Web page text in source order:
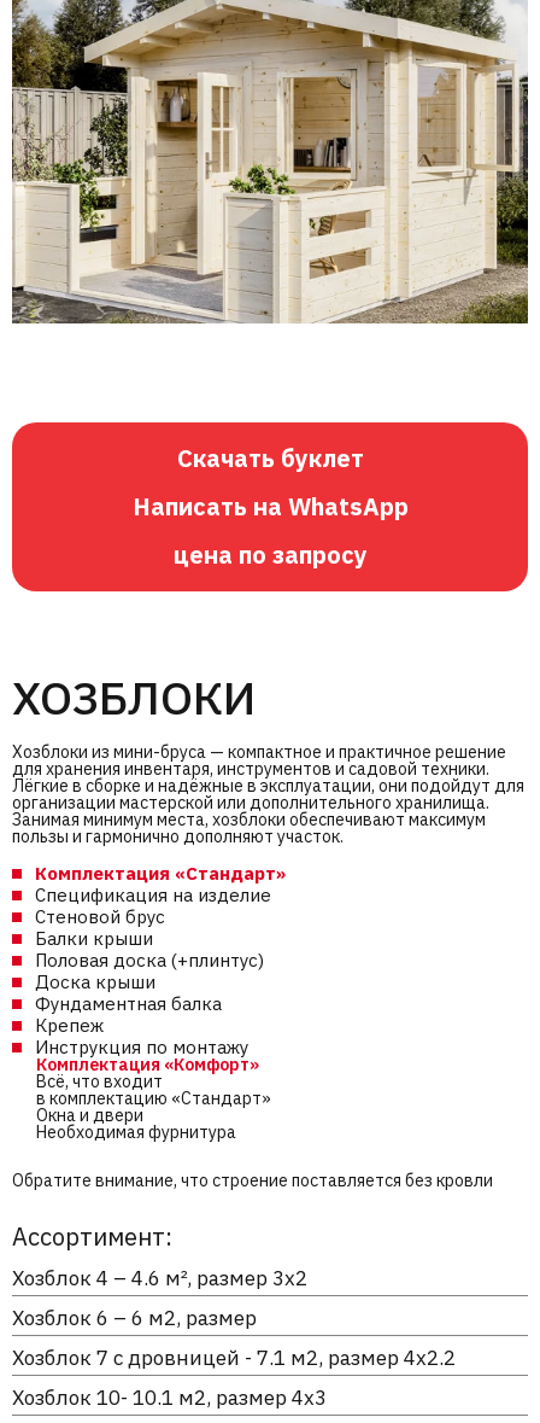
Скачать буклет
Написать на WhatsApp
цена по запросу
ХОЗБЛОКИ
Хозблоки из мини-бруса — компактное и практичное решение
для хранения инвентаря, инструментов и садовой техники.
Лёгкие в сборке и надёжные в эксплуатации, они подойдут для
организации мастерской или дополнительного хранилища.
Занимая минимум места, хозблоки обеспечивают максимум
пользы и гармонично дополняют участок.
Комплектация «Стандарт»
Спецификация на изделие
Стеновой брус
Балки крыши
Половая доска (+плинтус)
Доска крыши
Фундаментная балка
Крепеж
Инструкция по монтажу
Комплектация «Комфорт»
Всё, что входит
в комплектацию «Стандарт»
Окна и двери
Необходимая фурнитура
Обратите внимание, что строение поставляется без кровли
Ассортимент:
Хозблок 4 – 4.6 м², размер 3х2
Хозблок 6 – 6 м2, размер
Хозблок 7 с дровницей - 7.1 м2, размер 4х2.2
Хозблок 10- 10.1 м2, размер 4х3